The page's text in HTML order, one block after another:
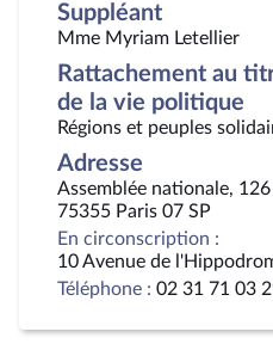
Suppléant
Mme Myriam Letellier
Rattachement au
de la vie politique
Régions et peuples
Adresse
Assemblée nationale,
75355 Paris 07 SP
En circonscription :
10 Avenue de
Téléphone : 02 31 71 03